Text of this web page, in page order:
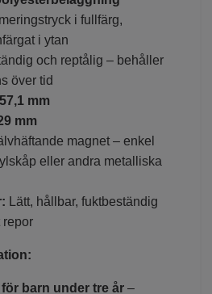
i fullfärg,
i ytan
och reptålig – behåller
över tid
mm
mm
magnet – enkel
eller andra metalliska
Lätt, hållbar, fuktbeständig
repor
för barn under tre år –